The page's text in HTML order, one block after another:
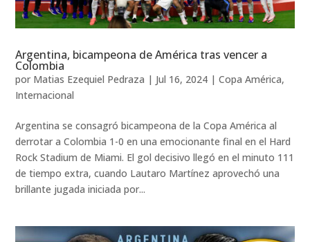
Argentina, bicampeona de América tras vencer a
Colombia
por Matias Ezequiel Pedraza | Jul 16, 2024 |Copa América,
Internacional
Argentina se consagró bicampeona de la Copa América al
derrotar a Colombia 1-0 en una emocionante final en el Hard
Rock Stadium de Miami. El gol decisivo llegó en el minuto 111
de tiempo extra, cuando Lautaro Martínez aprovechó una
brillante jugada iniciada por...